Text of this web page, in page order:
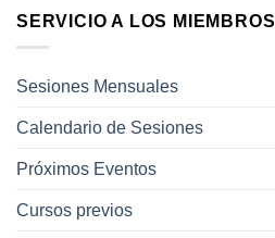
SERVICIO A LOS MIEMBROS
Sesiones Mensuales
Calendario de Sesiones
Próximos Eventos
Cursos previos